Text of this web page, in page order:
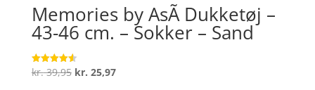
Memories by AsÃ­ Dukketøj –
43-46 cm. – Sokker – Sand
Vurderet
4.6
kr.39,95 Den
kr. 25,97Den